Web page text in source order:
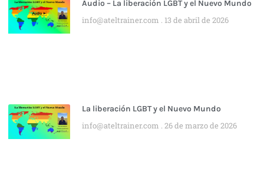
Audio – La liberación LGBT y el Nuevo Mundo
info@ateltrainer.com 13 de abril de 2026
La liberación LGBT y el Nuevo Mundo
info@ateltrainer.com 26 de marzo de 2026